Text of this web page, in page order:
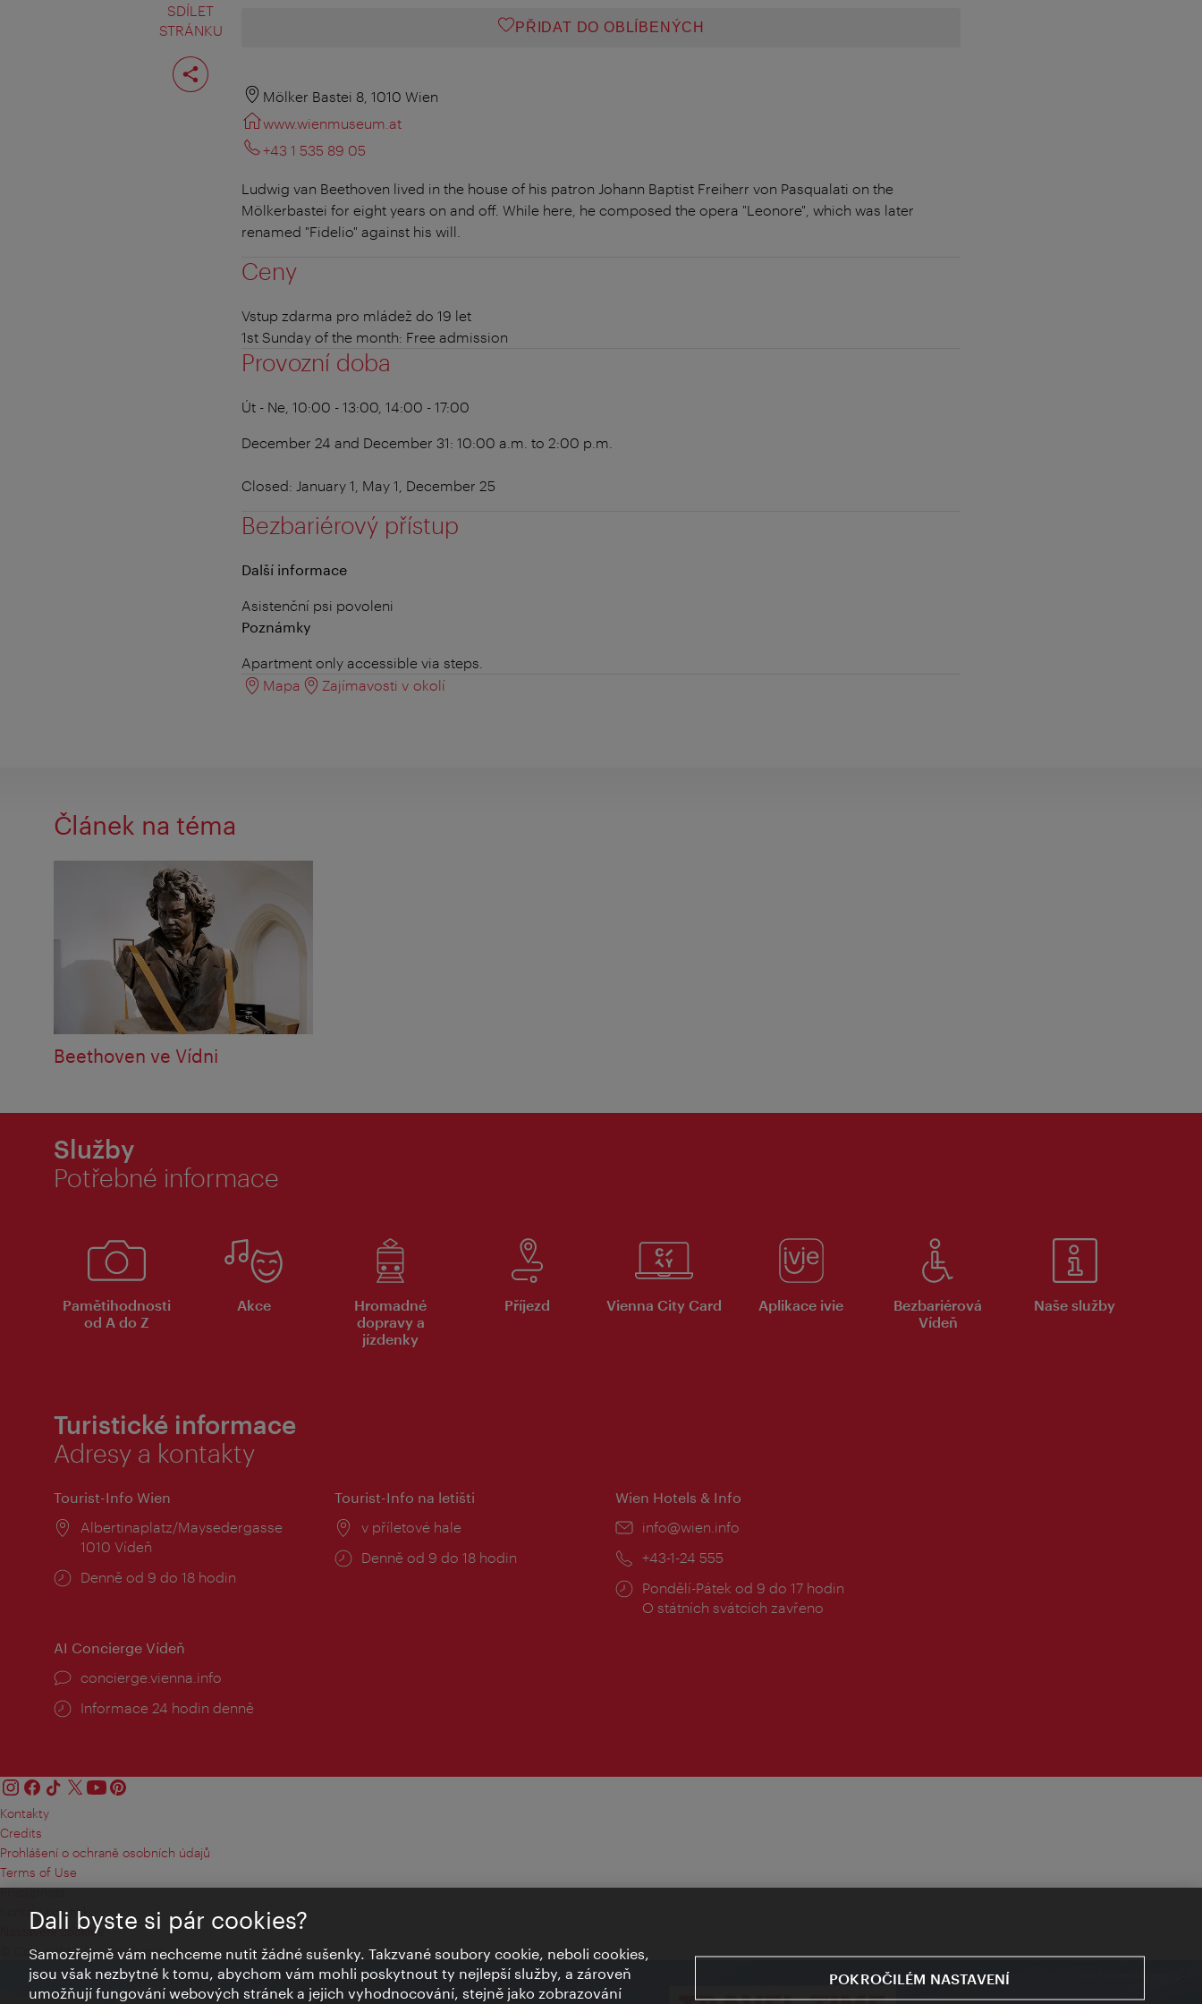
SDÍLET
STRÁNKU
Rozdělit
stranu
PŘIDAT DO OBLÍBENÝCH
Mölker Bastei 8, 1010 Wien
www.wienmuseum.at
+43 1 535 89 05
Ludwig van Beethoven lived in the house of his patron Johann Baptist Freiherr von Pasqualati on the
Mölkerbastei for eight years on and off. While here, he composed the opera "Leonore", which was later
renamed "Fidelio" against his will.
Ceny
Vstup zdarma pro mládež do 19 let
1st Sunday of the month: Free admission
Provozní doba
Út - Ne, 10:00 - 13:00, 14:00 - 17:00
December 24 and December 31: 10:00 a.m. to 2:00 p.m.
Closed: January 1, May 1, December 25
Bezbariérový přístup
Další informace
Asistenční psi povoleni
Poznámky
Apartment only accessible via steps.
Mapa
Zajímavosti v okolí
Článek na téma
Beethoven ve Vídni
Služby
Potřebné informace
Pamětihodnosti
od A do Z
Akce
Hromadné
dopravy a
jízdenky
Příjezd Vienna City Card Aplikace ivie
Bezbariérová
Vídeň
Naše služby
Turistické informace
Adresy a kontakty
Tourist-Info Wien
Místo:
Albertinaplatz/Maysedergasse
1010 Vídeň
Provozní
Denně od 9 do 18 hodin
Tourist-Info na letišti
Místo:
v příletové hale
Provozní
Denně od 9 do 18 hodin
Wien Hotels & Info
E-
info@wien.info
Telefon:
+43-1-24 555
Provozní
doba:
Pondělí-Pátek od 9 do 17 hodin
O státních svátcích zavřeno
AI Concierge Vídeň
concierge.vienna.info
Informace 24 hodin denně
Kontakty
Credits
Prohlášení o ochraně osobních údajů
Terms of Use
Přístupnost
Kontakt pro tisk
Nastavení cookies
© Copyright Wien Tourismus
Dali byste si pár cookies?
Samozřejmě vám nechceme nutit žádné sušenky. Takzvané soubory cookie, neboli cookies,
jsou však nezbytné k tomu, abychom vám mohli poskytnout ty nejlepší služby, a zároveň
umožňují fungování webových stránek a jejich vyhodnocování, stejně jako zobrazování
POKROČILÉM NASTAVENÍ